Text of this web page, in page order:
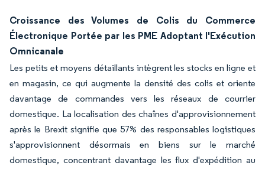
Croissance des Volumes de Colis du Commerce
Électronique Portée par les PME Adoptant l'Exécution
Omnicanale
Les petits et moyens détaillants intègrent les stocks en ligne et
en magasin, ce qui augmente la densité des colis et oriente
davantage de commandes vers les réseaux de courrier
domestique. La localisation des chaînes d'approvisionnement
après le Brexit signifie que 57% des responsables logistiques
s'approvisionnent désormais en biens sur le marché
domestique, concentrant davantage les flux d'expédition au